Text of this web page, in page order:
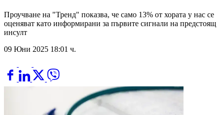
Проучване на "Тренд" показва, че само 13% от хората у нас се
оценяват кaто информирани за първите сигнали на предстоящ
инсулт
09 Юни 2025 18:01 ч.